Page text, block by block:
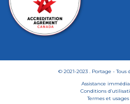
© 2021-2023 . Portage - Tous
Assistance
Conditions
Termes et usages